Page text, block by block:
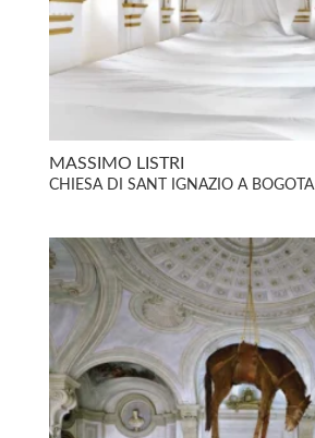
MASSIMO LISTRI
CHIESA DI SANT IGNAZIO A BOGOTA